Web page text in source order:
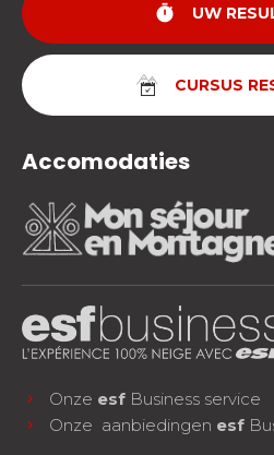
timer UW
CURSUS
Accomodaties
Onze esf Business service
Onze aanbiedingen esf